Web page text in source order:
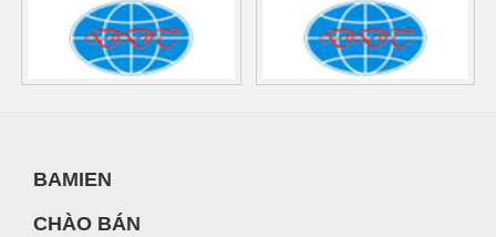
BAMIEN
CHÀO BÁN